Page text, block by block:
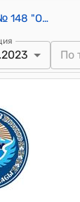
Постановление Первомайского айылного кенеша от 21 июля 2023 года № 148 "О передвижении ассигнований денежных средств по бюджету за счет экономии, образовавшихся по результатам проведенных тендеров за 6 месяцев"